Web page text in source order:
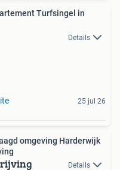
Turfsingel in
Details
25 jul 26
omgeving Harderwijk
Details